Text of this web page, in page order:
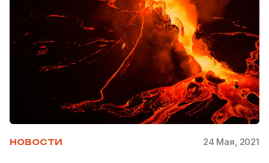
НОВОСТИ 24 Мая, 2021